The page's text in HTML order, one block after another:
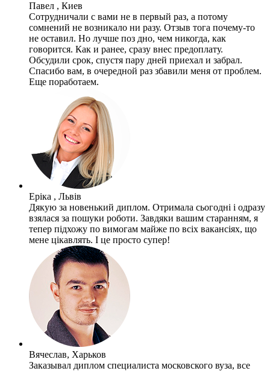
Павел , Киев
Сотрудничали с вами не в первый раз, а потому
сомнений не возникало ни разу. Отзыв тога почему-то
не оставил. Но лучше поз дно, чем никогда, как
говорится. Как и ранее, сразу внес предоплату.
Обсудили срок, спустя пару дней приехал и забрал.
Спасибо вам, в очередной раз збавили меня от проблем.
Еще поработаем.
Еріка , Львів
Дякую за новенький диплом. Отримала сьогодні і одразу
взялася за пошуки роботи. Завдяки вашим старанням, я
тепер підхожу по вимогам майже по всіх вакансіях, що
мене цікавлять. І це просто супер!
Вячеслав, Харьков
Заказывал диплом специалиста московского вуза, все